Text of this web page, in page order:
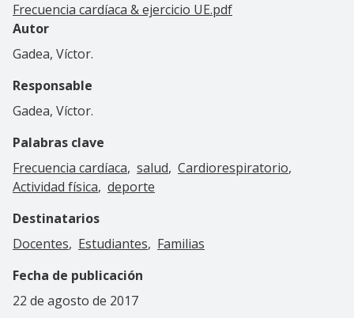
Frecuencia cardíaca & ejercicio UE.pdf
Autor
Gadea, Víctor.
Responsable
Gadea, Víctor.
Palabras clave
Frecuencia cardíaca salud Cardiorespiratorio
Actividad física deporte
Destinatarios
Docentes
Estudiantes
Familias
Fecha de publicación
22 de agosto de 2017